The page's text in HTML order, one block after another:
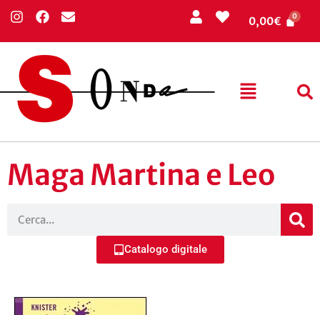
0,00€
Maga Martina e Leo
Catalogo digitale